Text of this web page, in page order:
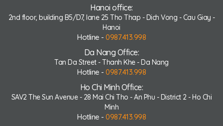
Hanoi office:
2nd floor, building B5/D7, lane 25 Tho Thap - Dich Vong - Cau Giay -
Hanoi
Hotline - 0987.413.998
Da Nang Office:
Tan Da Street - Thanh Khe - Da Nang
Hotline - 0987.413.998
Ho Chi Minh Office:
SAV2 The Sun Avenue - 28 Mai Chi Tho - An Phu - District 2 - Ho Chi
Minh
Hotline - 0987.413.998